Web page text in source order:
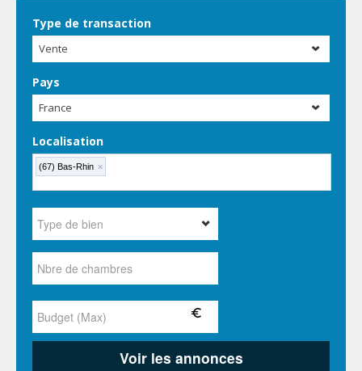
Type de transaction
Vente
Pays
France
Localisation
(67) Bas-Rhin ×